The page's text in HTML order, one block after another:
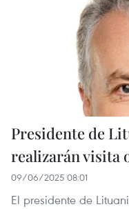
Presidente de
realizarán visita
09/06/2025 08:01
El presidente de